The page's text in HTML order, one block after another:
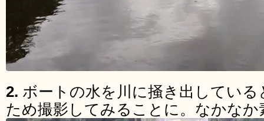
2. ボートの水を川に掻き出してい
ため撮影してみることに。なかなか